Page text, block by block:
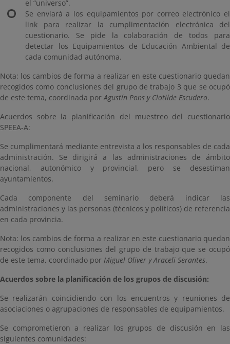
el “universo”.
Se enviará a los equipamientos por correo electrónico el
link para realizar la cumplimentación electrónica del
cuestionario. Se pide la colaboración de todos para
detectar los Equipamientos de Educación Ambiental de
cada comunidad autónoma.
Nota: los cambios de forma a realizar en este cuestionario quedan
recogidos como conclusiones del grupo de trabajo 3 que se ocupó
de este tema, coordinada porAgustín Pons y Clotilde Escudero.
Acuerdos sobre la planificación del muestreo del cuestionario
SPEEA-A:
Se cumplimentará mediante entrevista a los responsables de cada
administración. Se dirigirá a las administraciones de ámbito
nacional, autonómico y provincial, pero se desestiman
ayuntamientos.
Cada componente del seminario deberá indicar las
administraciones y las personas (técnicos y políticos) de referencia
en cada provincia.
Nota: los cambios de forma a realizar en este cuestionario quedan
recogidos como conclusiones del grupo de trabajo que se ocupó
de este tema, coordinado por Miguel Oliver y Araceli Serantes.
Acuerdos sobre la planificación de los grupos de discusión:
Se realizarán coincidiendo con los encuentros y reuniones de
asociaciones o agrupaciones de responsables de equipamientos.
Se comprometieron a realizar los grupos de discusión en las
siguientes comunidades: